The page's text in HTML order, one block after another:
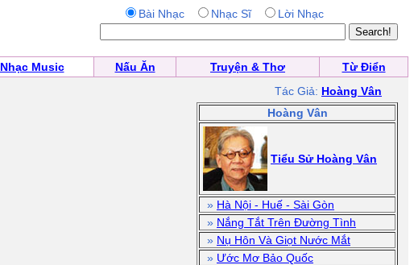
Bài Nhạc Nhạc Sĩ Lời Nhạc
Nhạc Music Nấu Ăn Truyện & Thơ
Từ Điển
Tác Giả: Hoàng Vân
Hoàng Vân
Tiểu Sử Hoàng Vân
» Hà Nội - Huế - Sài Gòn
» Nắng Tắt Trên Đường Tình
» Nụ Hôn Và Giọt Nước Mắt
» Ước Mơ Bảo Quốc